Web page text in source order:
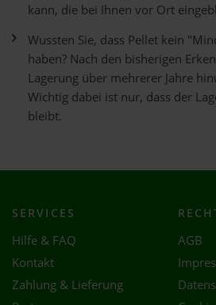
kann, die bei Ihnen vor Ort
Wussten Sie, dass Pellet kein
haben? Nach den bisherigen
Lagerung über mehrerer Jahre
Wichtig dabei ist nur, dass der
bleibt.
SERVICES
Hilfe & FAQ
Kontakt
Zahlung & Lieferung
AGB